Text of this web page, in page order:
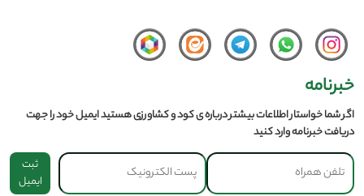
خبرنامه
اگر شما خواستار اطلاعات بیشتر درباره ی کود و کشاورزی هستید ایمیل خود را جهت
دریافت خبرنامه وارد کنید
ثبت
ایمیل